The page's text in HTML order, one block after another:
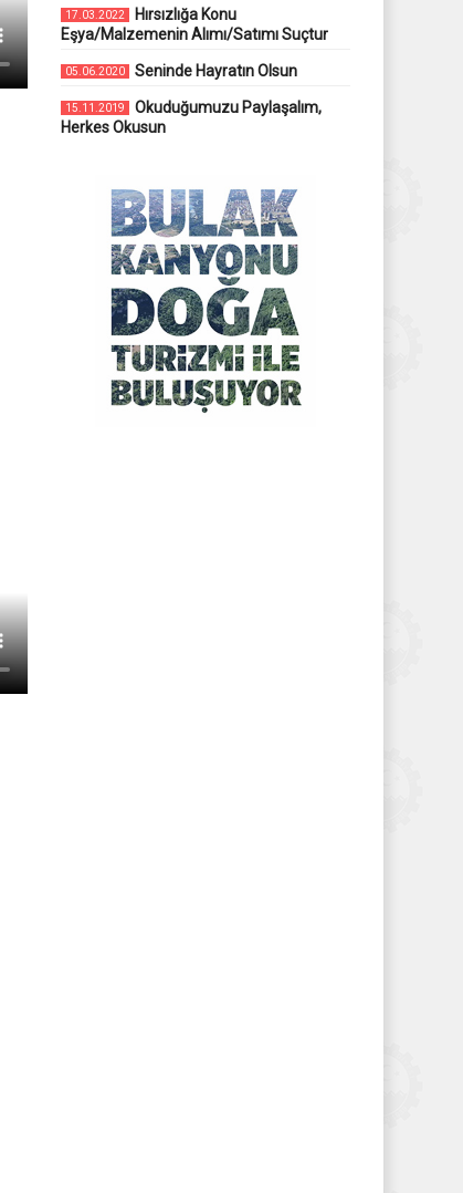
17.03.2022
Hırsızlığa Konu
Eşya/Malzemenin Alımı/Satımı Suçtur
05.06.2020 Seninde Hayratın Olsun
15.11.2019
Okuduğumuzu Paylaşalım,
Herkes Okusun